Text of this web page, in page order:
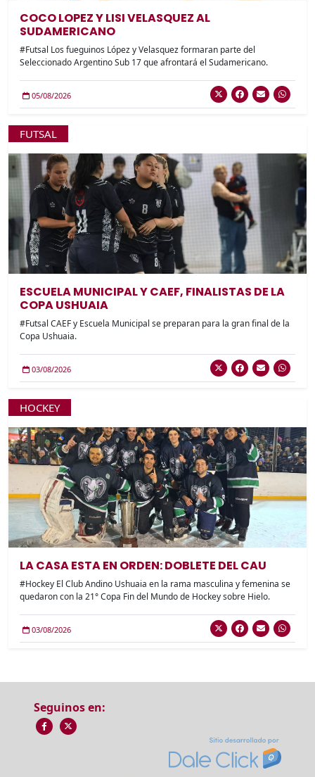
COCO LOPEZ Y LISI VELASQUEZ AL
SUDAMERICANO
#Futsal Los fueguinos López y Velasquez formaran parte del
Seleccionado Argentino Sub 17 que afrontará el Sudamericano.
05/08/2026
FUTSAL
ESCUELA MUNICIPAL Y CAEF, FINALISTAS DE LA
COPA USHUAIA
#Futsal CAEF y Escuela Municipal se preparan para la gran final de la
Copa Ushuaia.
03/08/2026
HOCKEY
LA CASA ESTA EN ORDEN: DOBLETE DEL CAU
#Hockey El Club Andino Ushuaia en la rama masculina y femenina se
quedaron con la 21° Copa Fin del Mundo de Hockey sobre Hielo.
03/08/2026
Seguinos en: